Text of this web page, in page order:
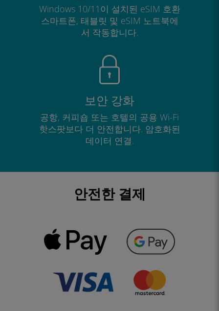
Windows 10/11이 설치된 eSIM 호환
스마트폰, 태블릿 및 eSIM 노트북에
서 작동합니다.
보안 강화
공항, 커피숍 또는 호텔의 공용 Wi-Fi
핫스팟보다 더 안전합니다. 암호화된
데이터 연결.
안전한 결제